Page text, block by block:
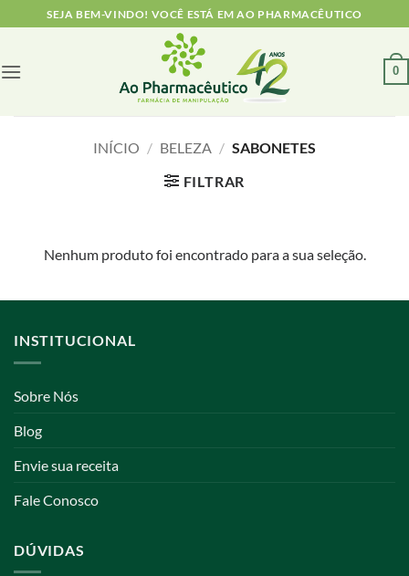
to
SEJA BEM-VINDO! VOCÊ ESTÁ EM AO PHARMACÊUTICO
0
INÍCIO / BELEZA / SABONETES
FILTRAR
Nenhum produto foi encontrado para a sua seleção.
INSTITUCIONAL
Sobre Nós
Blog
Envie sua receita
Fale Conosco
DÚVIDAS